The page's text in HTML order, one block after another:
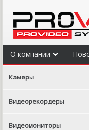
О компании
Камеры
Видеорекордеры
Видеомониторы